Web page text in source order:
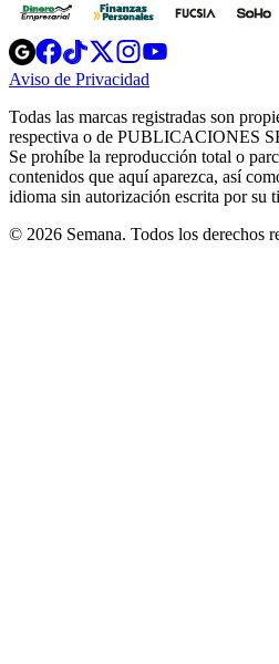
Opens
in
new
Opens
in
new
Opens
in
new
window
Opens
new
windowwindow
Aviso de Privacidad
new
window
Todas las marcas registradas son
respectiva o de PUBLICACIONES
Se prohíbe la reproducción total o
contenidos que aquí aparezca, así
idioma sin autorización escrita por su
© 2026 Semana. Todos los derechos